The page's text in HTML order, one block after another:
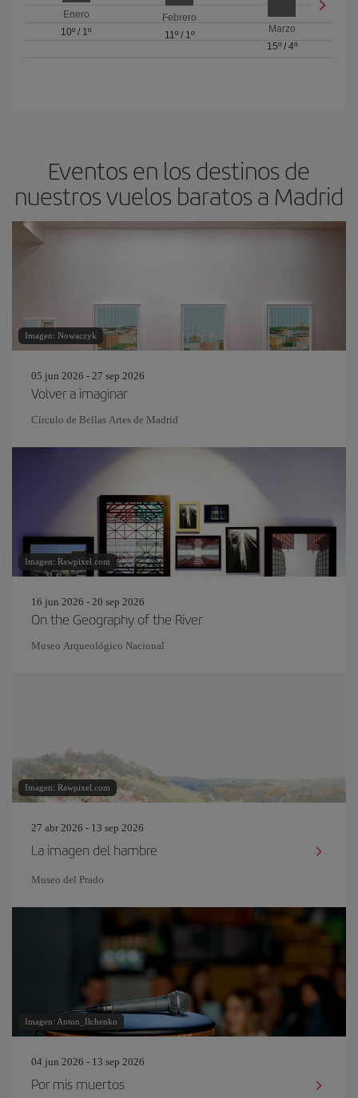
Enero
10º / 1º
Febrero
11º/ 1º
Marzo
15º/ 4º
Eventos en los destinos de
nuestros vuelos baratos a Madrid
Imagen: Nowaczyk
05 jun 2026 - 27 sep 2026
Volver a imaginar
Círculo de Bellas Artes de Madrid
Imagen: Rawpixel.com
16 jun 2026 - 20 sep 2026
On the Geography of the River
Museo Arqueológico Nacional
Imagen: Rawpixel.com
27 abr 2026 - 13 sep 2026
La imagen del hambre
Museo del Prado
Imagen: Anton_Ilchenko
04 jun 2026 - 13 sep 2026
Por mis muertos